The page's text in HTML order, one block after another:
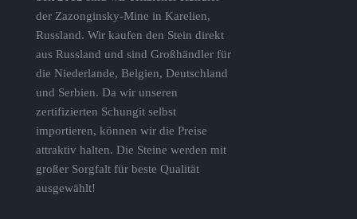
der Zazonginsky-Mine in Karelien,
Russland. Wir kaufen den Stein direkt
aus Russland und sind Großhändler für
die Niederlande, Belgien, Deutschland
und Serbien. Da wir unseren
zertifizierten Schungit selbst
importieren, können wir die Preise
attraktiv halten. Die Steine ​​werden mit
großer Sorgfalt für beste Qualität
ausgewählt!